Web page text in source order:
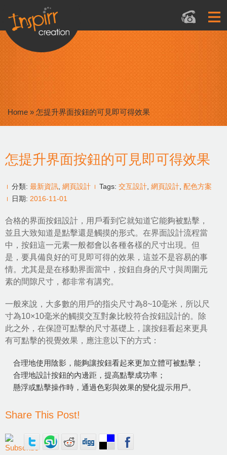
Home » 怎提升界面按鈕的可見即可得效果
怎提升界面按鈕的可見即可得效果
分類: 最新資訊 網頁設計 Tags: 交互設計 網頁設計 配色方案
日期: 2016-11-01
合格的界面按鈕設計，用戶看到它就知道它能夠被點擊，
並且大致知道是點擊還是觸摸的形式。在界面設計流程當
中，按鈕這一元素一般都會以各種各樣的尺寸出現。但
是，要具備良好的可見即可得的效果，這並不是容易的事
情。尤其是是在移動界面當中，按鈕自身的尺寸與周圍元
素的間隙尺寸，都非常有講究。
一般來說，大多數的用戶的指尖尺寸為8~10毫米，所以尺
寸為10×10毫米的觸摸交互對象比較符合按鈕設計的。除
此之外，在保證可點擊的尺寸基礎上，讓按鈕看起來更具
有可點擊的視覺效果，應注意以下的方式：
合理地使用陰影，能夠讓按鈕看起來更加立體可被點擊；
合理地設計按鈕的內邊距，提高點擊成功率；
懸浮或點擊操作時，通過色彩與效果的變化提示用戶。
Share This Post!